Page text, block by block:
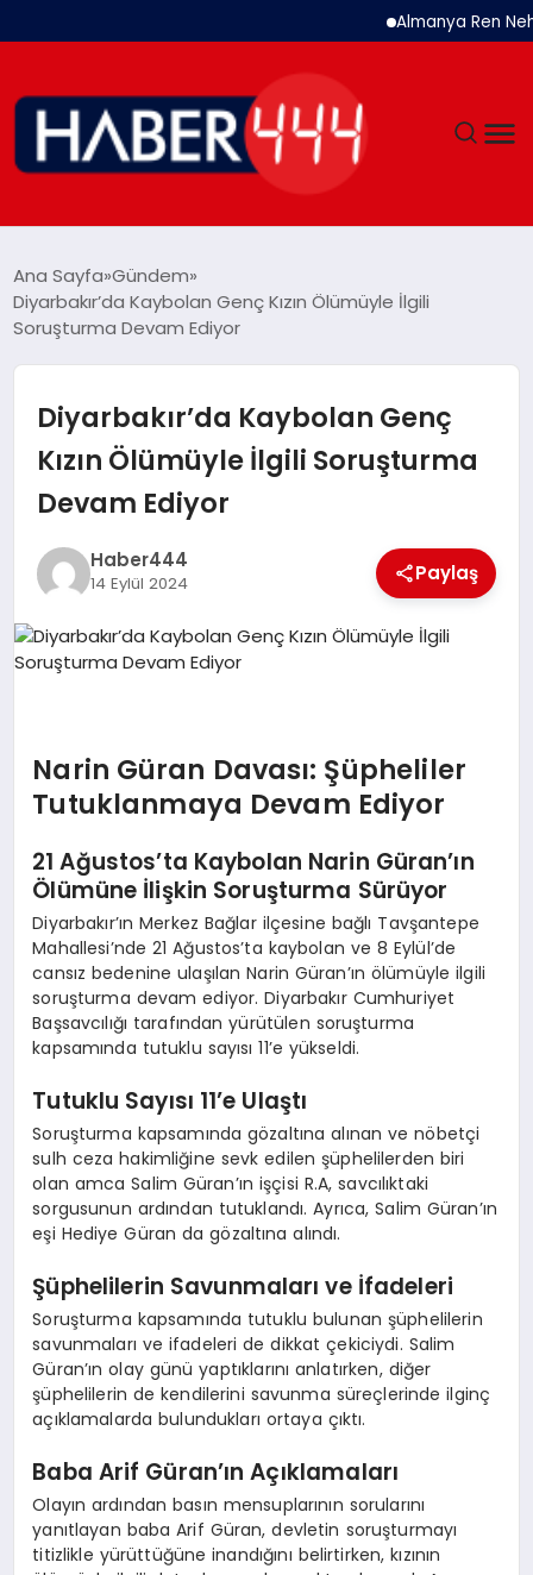
Almanya Ren
SIYASET
EKONOMI
SPOR
TEKNOLOJI
MAGAZIN
Ana Sayfa Gündem
Diyarbakır’da Kaybolan Genç Kızın Ölümüyle İlgili
Soruşturma Devam Ediyor
Diyarbakır’da Kaybolan Genç
Kızın Ölümüyle İlgili Soruşturma
Devam Ediyor
Haber444
14 Eylül 2024 Paylaş
Narin Güran Davası: Şüpheliler
Tutuklanmaya Devam Ediyor
21 Ağustos’ta Kaybolan Narin Güran’ın
Ölümüne İlişkin Soruşturma Sürüyor
Diyarbakır’ın Merkez Bağlar ilçesine bağlı Tavşantepe
Mahallesi’nde 21 Ağustos’ta kaybolan ve 8 Eylül’de
cansız bedenine ulaşılan Narin Güran’ın ölümüyle ilgili
soruşturma devam ediyor. Diyarbakır Cumhuriyet
Başsavcılığı tarafından yürütülen soruşturma
kapsamında tutuklu sayısı 11’e yükseldi.
Tutuklu Sayısı 11’e Ulaştı
Soruşturma kapsamında gözaltına alınan ve nöbetçi
sulh ceza hakimliğine sevk edilen şüphelilerden biri
olan amca Salim Güran’ın işçisi R.A, savcılıktaki
sorgusunun ardından tutuklandı. Ayrıca, Salim Güran’ın
eşi Hediye Güran da gözaltına alındı.
Şüphelilerin Savunmaları ve İfadeleri
Soruşturma kapsamında tutuklu bulunan şüphelilerin
savunmaları ve ifadeleri de dikkat çekiciydi. Salim
Güran’ın olay günü yaptıklarını anlatırken, diğer
şüphelilerin de kendilerini savunma süreçlerinde ilginç
açıklamalarda bulundukları ortaya çıktı.
Baba Arif Güran’ın Açıklamaları
Olayın ardından basın mensuplarının sorularını
yanıtlayan baba Arif Güran, devletin soruşturmayı
titizlikle yürüttüğüne inandığını belirtirken, kızının